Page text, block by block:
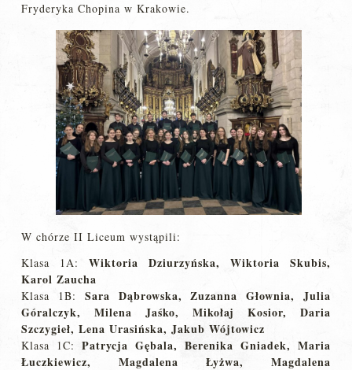
Fryderyka Chopina w Krakowie.
W chórze II Liceum wystąpili:
Klasa 1A:Wiktoria Dziurzyńska, Wiktoria Skubis,
Karol Zaucha
Klasa 1B: Sara Dąbrowska, Zuzanna Głownia, Julia
Góralczyk, Milena Jaśko, Mikołaj Kosior, Daria
Szczygieł, Lena Urasińska, Jakub Wójtowicz
Klasa 1C:Patrycja Gębala, Berenika Gniadek, Maria
Łuczkiewicz, Magdalena Łyżwa, Magdalena